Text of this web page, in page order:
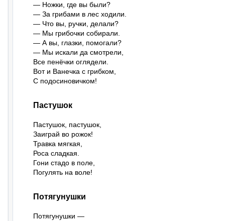
— Ножки, где вы были?
— За грибами в лес ходили.
— Что вы, ручки, делали?
— Мы грибочки собирали.
— А вы, глазки, помогали?
— Мы искали да смотрели,
Все пенёчки оглядели.
Вот и Ванечка с грибком,
С подосиновичком!
Пастушок
Пастушок, пастушок,
Заиграй во рожок!
Травка мягкая,
Роса сладкая.
Гони стадо в поле,
Погулять на воле!
Потягунушки
Потягунушки —